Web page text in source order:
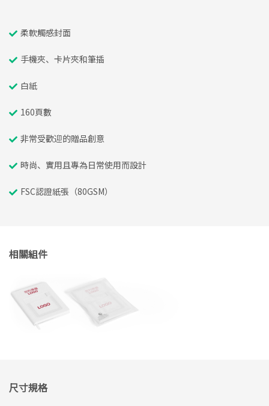
柔軟觸感封面
手機夾、卡片夾和筆插
白紙
160頁數
非常受歡迎的贈品創意
時尚、實用且專為日常使用而設計
FSC認證紙張（80GSM）
相關組件
尺寸規格